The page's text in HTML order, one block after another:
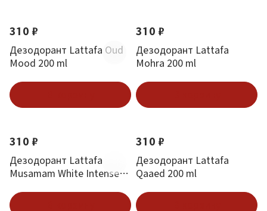
310 ₽
Дезодорант Lattafa Oud
Mood 200 ml
310 ₽
Дезодорант Lattafa
Mohra 200 ml
310 ₽
Дезодорант Lattafa
Musamam White Intense
310 ₽
Дезодорант Lattafa
Qaaed 200 ml